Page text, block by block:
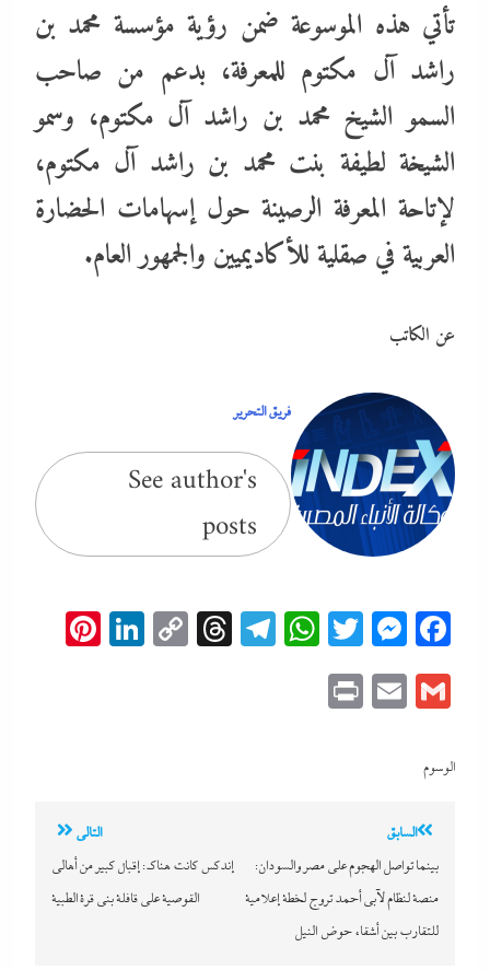
تأتي هذه الموسوعة ضمن رؤية مؤسسة محمد بن
راشد آل مكتوم للمعرفة، بدعم من صاحب
السمو الشيخ محمد بن راشد آل مكتوم، وسمو
الشيخة لطيفة بنت محمد بن راشد آل مكتوم،
لإتاحة المعرفة الرصينة حول إسهامات الحضارة
العربية في صقلية للأكاديميين والجمهور العام.
عن الكاتب
فريق التحرير
See author's
posts
Facebook
Messenger
Twitter
WhatsApp
Telegram
Threads
Copy
Gmail
Email
الوسوم
تصفّح
المقالات
السابق
بينما تواصل الهجوم على مصر والسودان:
منصة لنظام لآبي أحمد تروج لخطة إعلامية
للتقارب بين أشقاء حوض النيل
التالي
إندكس كانت هناك: إقبال كبير من أهالى
القوصية على قافلة بنى قرة الطبية